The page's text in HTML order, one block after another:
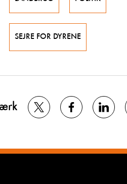
SEJRE FOR DYRENE